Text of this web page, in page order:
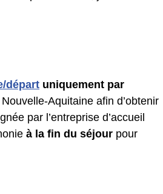
départ uniquement par
Aquitaine afin d’obtenir
par l’entreprise d’accueil
à la fin du séjour pour